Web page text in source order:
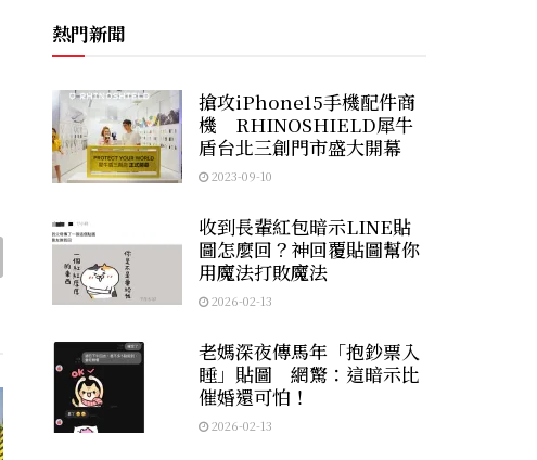
熱門新聞
搶攻iPhone15手機配件商
機 RHINOSHIELD犀牛
盾台北三創門市盛大開幕
2023-09-10
收到長輩紅包暗示LINE貼
圖怎麼回？神回覆貼圖幫你
用魔法打敗魔法
2026-02-13
老媽深夜傳馬年「抱鈔票入
睡」貼圖 網驚：這暗示比
催婚還可怕！
2026-02-13